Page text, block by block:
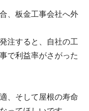
、板金工事会社へ外
注すると、自社の工
で利益率がさがった
、そして屋根の寿命